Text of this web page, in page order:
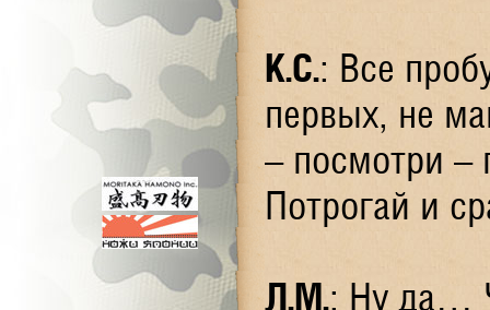
К.С.: Все
первых, не
– посмотри –
Потрогай и
Л.М.: Ну да…